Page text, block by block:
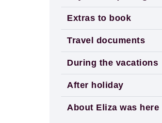
Extras to book
Travel documents
During the vacations
After holiday
About Eliza was here